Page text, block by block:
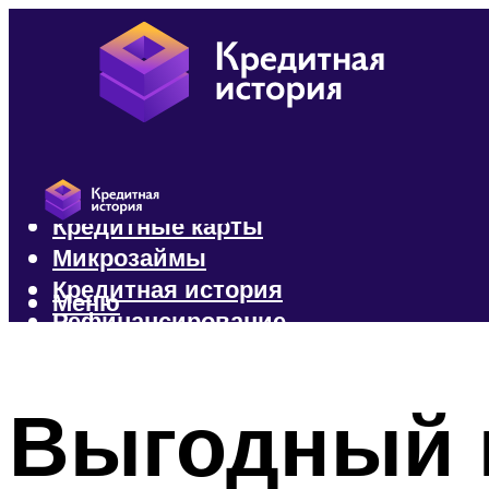
Кредиты
Кредитные карты
Микрозаймы
Кредитная история
Рефинансирование
Меню
Выгодный